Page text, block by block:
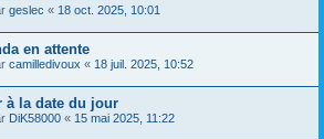
geslec « 18 oct. 2025, 10:01
en attente
camilledivoux « 18 juil. 2025, 10:52
à la date du jour
DiK58000 « 15 mai 2025, 11:22